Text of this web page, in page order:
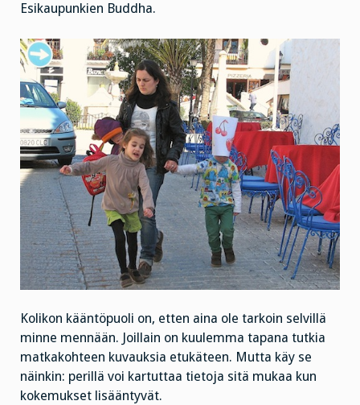
Esikaupunkien Buddha.
Kolikon kääntöpuoli on, etten aina ole tarkoin selvillä
minne mennään. Joillain on kuulemma tapana tutkia
matkakohteen kuvauksia etukäteen. Mutta käy se
näinkin: perillä voi kartuttaa tietoja sitä mukaa kun
kokemukset lisääntyvät.